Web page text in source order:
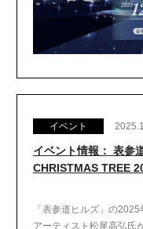
イベント
イベント情報： 表参
CHRISTMAS TREE
「表参道ヒルズ」の
アーティスト松尾高弘氏